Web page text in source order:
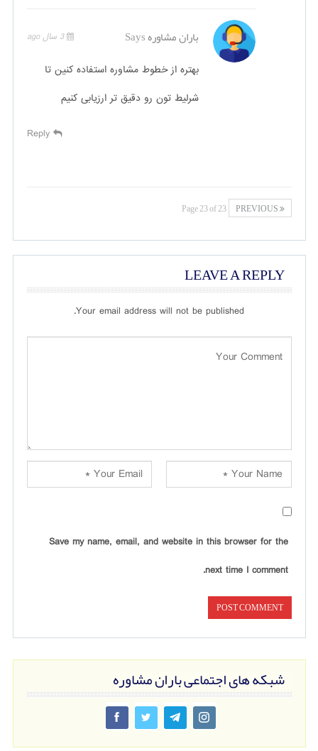
باران مشاورهSays 3 سال ago
بهتره از خطوط مشاوره استفاده کنین تا
شرلیط تون رو دقیق تر ارزیابی کنیم
Reply
Page 23 of 23
LEAVE A REPLY
Your email address will not be published.
Save my name, email, and website in this browser for the
next time I comment.
شبکه های اجتماعی باران مشاوره